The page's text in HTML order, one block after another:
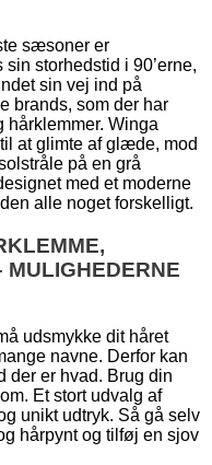
sæsoner er
storhedstid i 90’erne,
sin vej ind på
brands, som der har
Winga
at glimte af glæde, mod
på en grå
med et moderne
alle noget forskelligt.
udsmykke dit håret
navne. Derfor kan
der er hvad. Brug din
Et stort udvalg af
unikt udtryk. Så gå selv
hårpynt og tilføj en sjov